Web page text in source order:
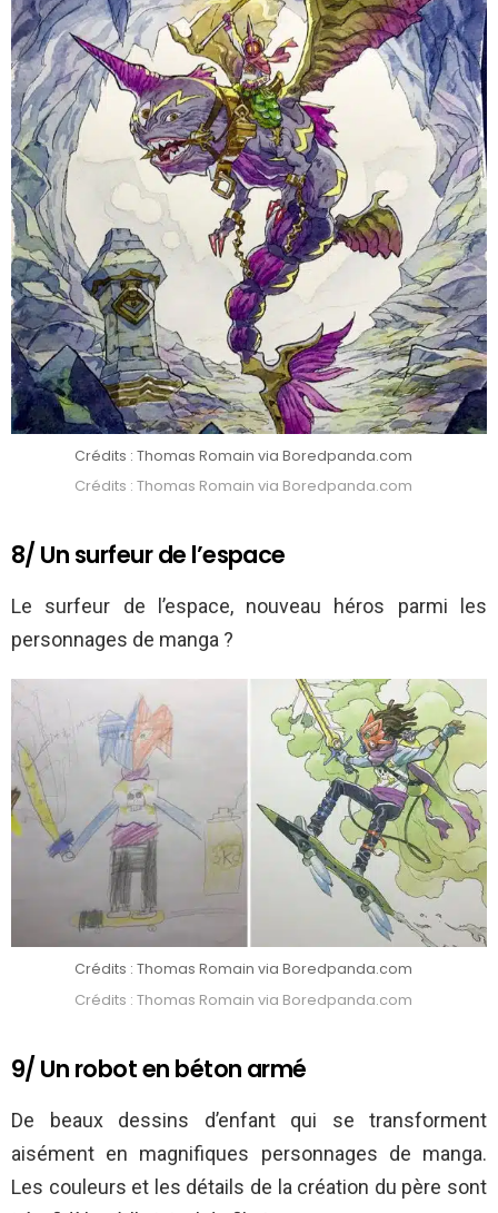
Crédits : Thomas Romain via Boredpanda.com
Crédits : Thomas Romain via Boredpanda.com
8/ Un surfeur de l’espace
Le surfeur de l’espace, nouveau héros parmi les
personnages de manga ?
Crédits : Thomas Romain via Boredpanda.com
Crédits : Thomas Romain via Boredpanda.com
9/ Un robot en béton armé
De beaux dessins d’enfant qui se transforment
aisément en magnifiques personnages de manga.
Les couleurs et les détails de la création du père sont